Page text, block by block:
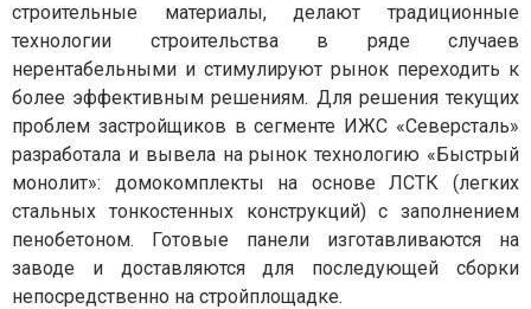
строительные материалы, делают традиционные
технологии строительства в ряде случаев
нерентабельными и стимулируют рынок переходить к
более эффективным решениям. Для решения текущих
проблем застройщиков в сегменте ИЖС «Северсталь»
разработала и вывела на рынок технологию «Быстрый
монолит»: домокомплекты на основе ЛСТК (легких
стальных тонкостенных конструкций) с заполнением
пенобетоном. Готовые панели изготавливаются на
заводе и доставляются для последующей сборки
непосредственно на стройплощадке.